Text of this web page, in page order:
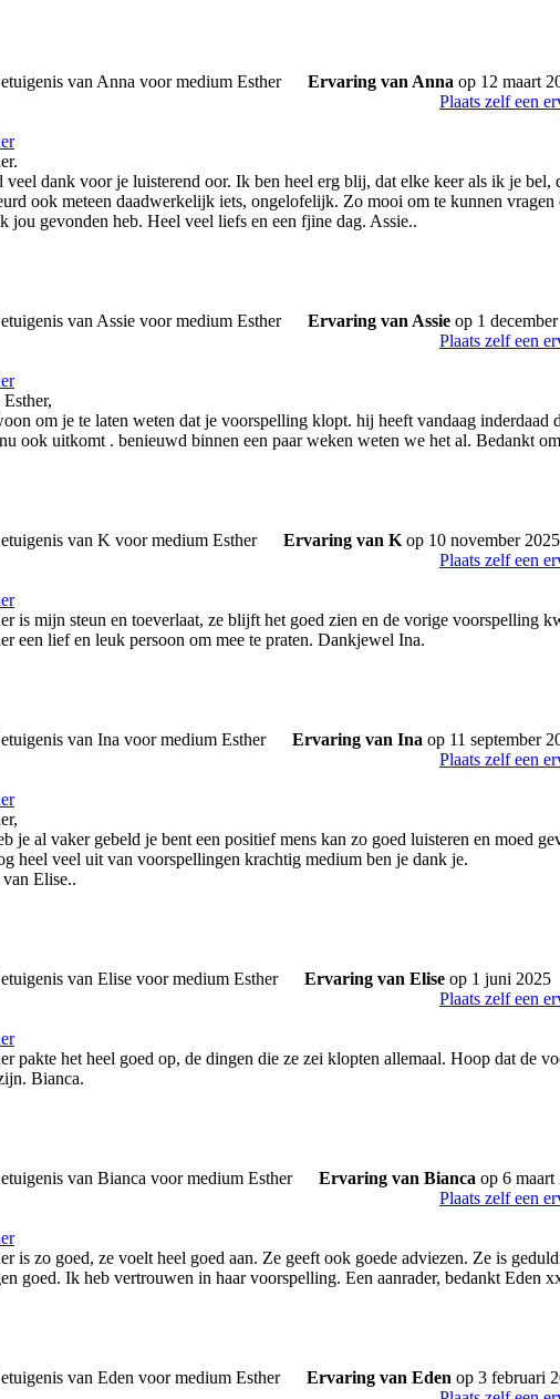
Ervaring van Anna op 12 maart
Plaats zelf een
veel dank voor je luisterend oor. Ik ben heel erg blij, dat elke keer als ik je bel,
ook meteen daadwerkelijk iets, ongelofelijk. Zo mooi om te kunnen
jou gevonden heb. Heel veel liefs en een fjine dag. Assie..
Ervaring van Assie op 1
Plaats zelf een
om je te laten weten dat je voorspelling klopt. hij heeft vandaag inderdaad
ook uitkomt . benieuwd binnen een paar weken weten we het al. Bedankt
Ervaring van K op 10 november 2025
Plaats zelf een
is mijn steun en toeverlaat, ze blijft het goed zien en de vorige voorspelling
een lief en leuk persoon om mee te praten. Dankjewel Ina.
Ervaring van Ina op 11 september
Plaats zelf een
je al vaker gebeld je bent een positief mens kan zo goed luisteren en moed
heel veel uit van voorspellingen krachtig medium ben je dank je.
Elise..
Ervaring van Elise op 1 juni 2025
Plaats zelf een
pakte het heel goed op, de dingen die ze zei klopten allemaal. Hoop dat de
Bianca.
Ervaring van Bianca op 6 maart
Plaats zelf een
is zo goed, ze voelt heel goed aan. Ze geeft ook goede adviezen. Ze is
goed. Ik heb vertrouwen in haar voorspelling. Een aanrader, bedankt Eden
Ervaring van Eden op 3 februari